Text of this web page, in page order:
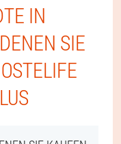
IN
SIE